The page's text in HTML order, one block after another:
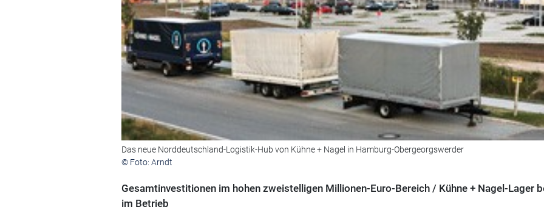
Das neue Norddeutschland-Logistik-Hub von Kühne + Nagel in Hamburg-Obergeorgswerder
© Foto: Arndt
Gesamtinvestitionen im hohen zweistelligen Millionen-Euro-Bereich / Kühne + Nagel-Lager
im Betrieb